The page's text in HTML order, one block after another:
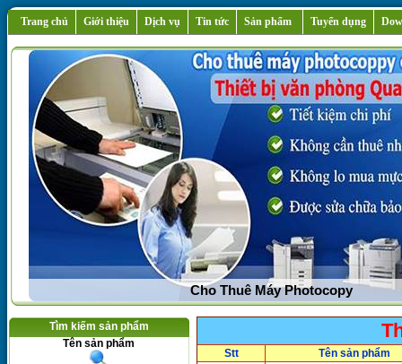
Trang chủ Giới thiệu Dịch vụ Tin tức Sản phẩm Tuyển dụng
Bán Máy In ,Máy Photocopy Siêu Rẻ,Siêu
Tìm kiếm sản phẩm
Tên sản phẩm
Stt Tên sản phẩm